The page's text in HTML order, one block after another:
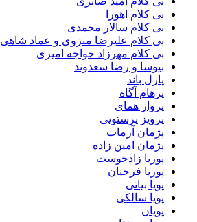
بی کلام اهورا
بی کلام سالار محمدی
بی کلام علیرضا منزوی و عماد شاهی
بی کلام مهرزاد خواجه امیری
بیوسا و رضا سعدوند
پازل باند
پرهام آگاه
پرواز همای
پرویز پرستویی
پژمان آرمات
پژمان امین زاده
پوریا زادخوست
پوریا فرجیان
پویا بیاتی
پویا سالکی
پویان